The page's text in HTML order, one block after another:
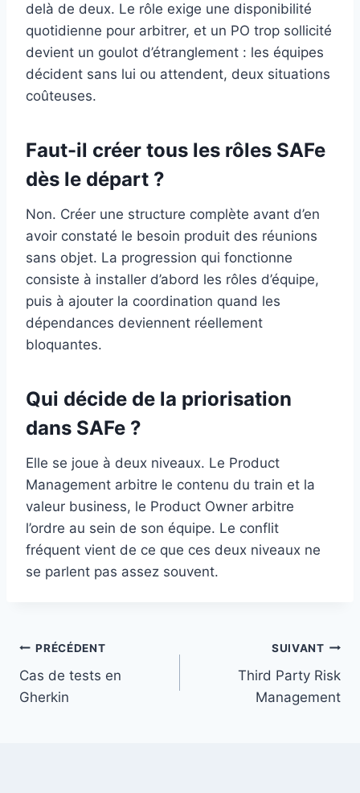
delà de deux. Le rôle exige une disponibilité
quotidienne pour arbitrer, et un PO trop sollicité
devient un goulot d’étranglement : les équipes
décident sans lui ou attendent, deux situations
coûteuses.
Faut-il créer tous les rôles SAFe
dès le départ ?
Non. Créer une structure complète avant d’en
avoir constaté le besoin produit des réunions
sans objet. La progression qui fonctionne
consiste à installer d’abord les rôles d’équipe,
puis à ajouter la coordination quand les
dépendances deviennent réellement
bloquantes.
Qui décide de la priorisation
dans SAFe ?
Elle se joue à deux niveaux. Le Product
Management arbitre le contenu du train et la
valeur business, le Product Owner arbitre
l’ordre au sein de son équipe. Le conflit
fréquent vient de ce que ces deux niveaux ne
se parlent pas assez souvent.
Navigation
de
PRÉCÉDENT
Cas de tests en
Gherkin
SUIVANT
Third Party Risk
Management